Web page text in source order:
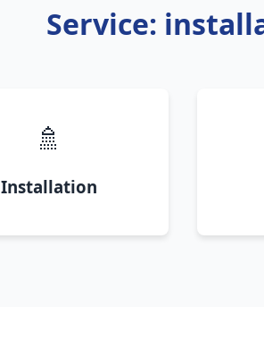
Service:
🚿
Installation